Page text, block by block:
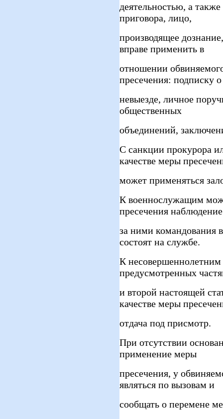
деятельностью, а
приговора, лицо,
производящее
вправе применить в
отношении
пресечения: подписку о
невыезде, личное
общественных
объединений,
С санкции прокурора
качестве меры
может применяться
К военнослужащим
пресечения наблюдение
за ними командования
состоят на службе.
К
предусмотренных
и второй настоящей
качестве меры
отдача под присмотр.
При отсутствии
применение меры
пресечения, у
являться по вызовам и
сообщать о перемене